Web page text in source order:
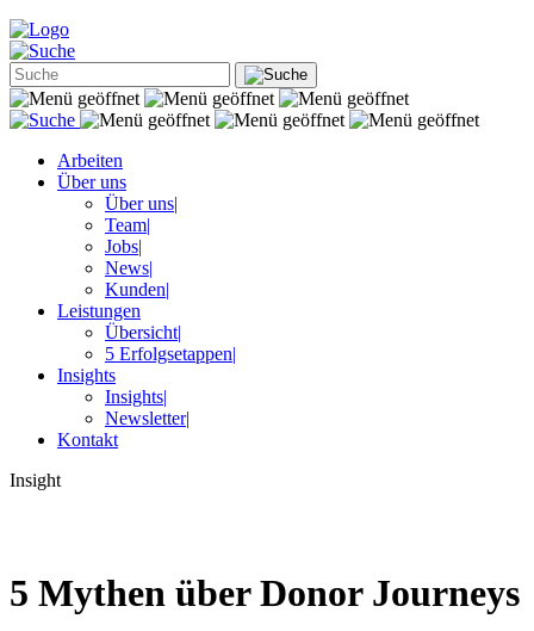
Arbeiten
Über uns
Über uns|
Team|
Jobs|
News|
Kunden|
Leistungen
Übersicht|
5 Erfolgsetappen|
Insights
Insights|
Newsletter|
Kontakt
Insight
5 Mythen über Donor Journeys